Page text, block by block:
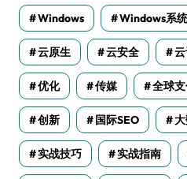
Windows Windows系统
云原生 云安全
优化 传媒 全球
创新 国际SEO
实战技巧 实战指南